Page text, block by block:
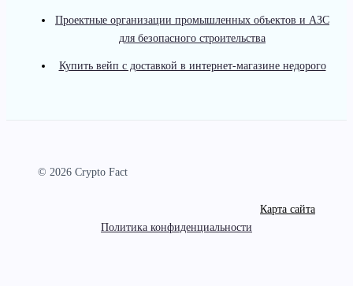
Проектные организации промышленных объектов и АЗС
для безопасного строительства
Купить вейп с доставкой в интернет-магазине недорого
© 2026 Crypto Fact
Карта сайта
Политика конфиденциальности